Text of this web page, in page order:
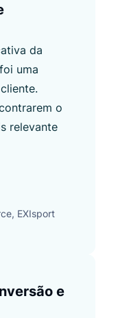
da
uma
o
relevante
EXIsport
e